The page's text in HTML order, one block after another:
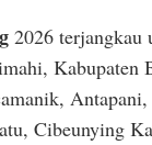
2026 terjangkau
Kabupaten
Cibeunying